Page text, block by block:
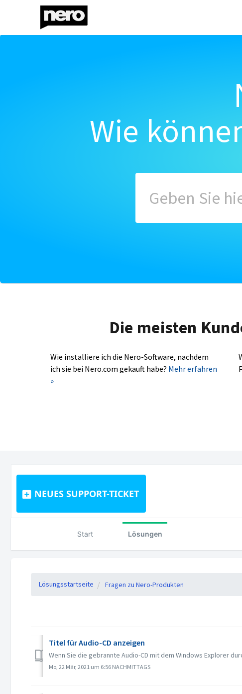
Wie
Die meisten
Wie installiere ich die Nero-Software, nachdem
ich sie bei Nero.com gekauft habe? Mehr erfahren
»
NEUES SUPPORT-TICKET
Start Lösungen
Lösungsstartseite Fragen zu Nero-Produkten
Titel für Audio-CD anzeigen
Wenn Sie die gebrannte Audio-CD mit dem Windows Explorer
Mo, 22 Mär, 2021 um 6:56 NACHMITTAGS